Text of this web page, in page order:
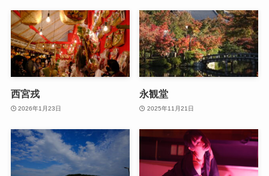
西宮戎
2026年1月23日
永観堂
2025年11月21日